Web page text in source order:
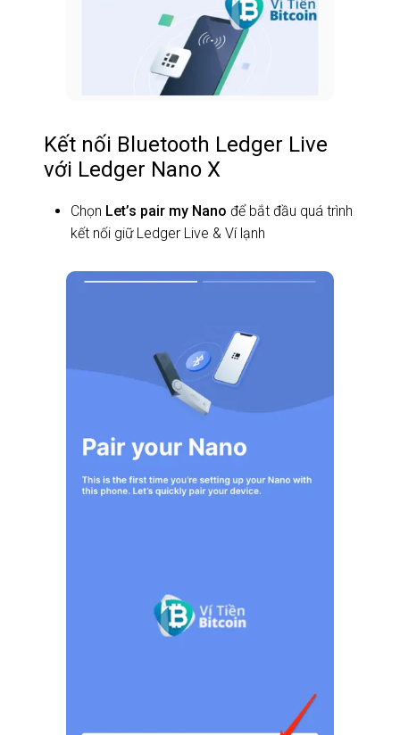
Kết nối Bluetooth Ledger Live
với Ledger Nano X
Chọn Let’s pair my Nano để bắt đầu quá trình
kết nối giữ Ledger Live & Ví lạnh